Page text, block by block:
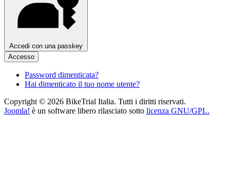
Accedi con una passkey
Accesso
Password dimenticata?
Hai dimenticato il tuo nome utente?
Copyright © 2026 BikeTrial Italia. Tutti i diritti riservati.
Joomla! è un software libero rilasciato sotto licenza GNU/GPL.